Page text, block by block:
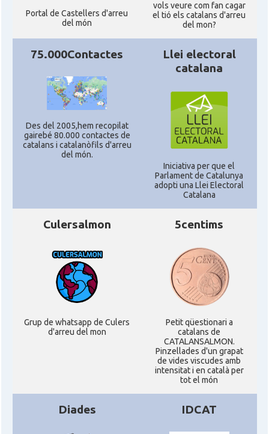
Delegació
Delegació del Govern als Estats
Units i Canadà (Washington)
Consolat Consolat general a Boston
Consolat Consolat general a Chicago
Consolat Consolat general a Houston
Consolat general a Los Angeles
Consolat general a Miami
Consolat Consolat general a San Francisco
Consolat Consolat general a Washington
Ambaixada espanyola a Estats Units
d'Amèrica
* + ambaixades i consolats
Portal de Castellers d'arreu
del món
vols veure com fan cagar
el tió els catalans d'arreu
del mon?
75.000Contactes
Des del 2005,hem recopilat
gairebé 80.000 contactes de
catalans i catalanòfils d'arreu
del món.
Llei electoral
catalana
Iniciativa per que el
Parlament de Catalunya
adopti una Llei Electoral
Catalana
Culersalmon
Grup de whatsapp de Culers
d'arreu del mon
5centims
Petit qüestionari a
catalans de
CATALANSALMON.
Pinzellades d'un grapat
de vides viscudes amb
intensitat i en català per
tot el món
Diades IDCAT